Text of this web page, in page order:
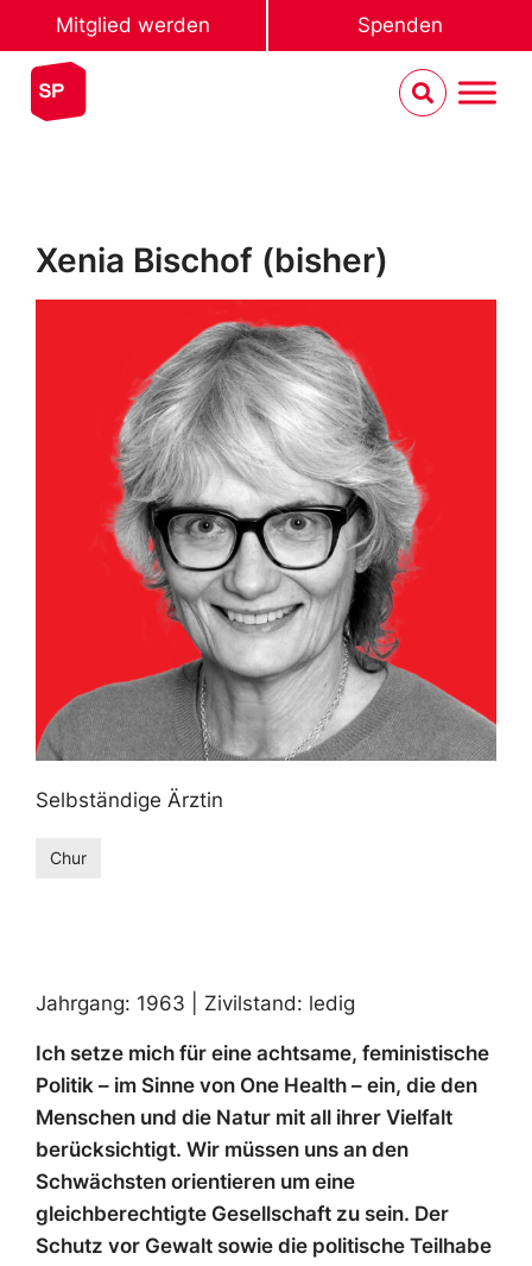
Mitglied werden Spenden
Xenia Bischof (bisher)
Selbständige Ärztin
Chur
Jahrgang: 1963 | Zivilstand: ledig
Ich setze mich für eine achtsame, feministische
Politik – im Sinne von One Health – ein, die den
Menschen und die Natur mit all ihrer Vielfalt
berücksichtigt. Wir müssen uns an den
Schwächsten orientieren um eine
gleichberechtigte Gesellschaft zu sein. Der
Schutz vor Gewalt sowie die politische Teilhabe